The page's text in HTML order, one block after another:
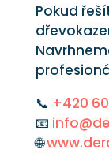
Pokud
📞 +420
📧
🌐